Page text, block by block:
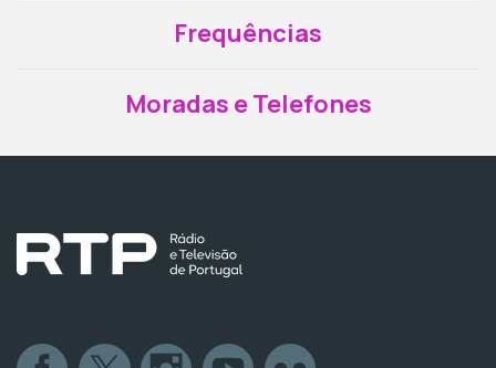
Frequências
Moradas e Telefones